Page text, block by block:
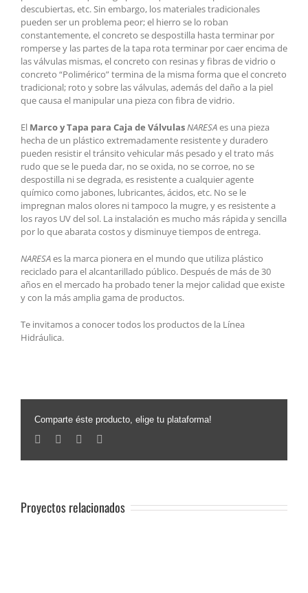
descubiertas, etc. Sin embargo, los materiales tradicionales
pueden ser un problema peor; el hierro se lo roban
constantemente, el concreto se despostilla hasta terminar por
romperse y las partes de la tapa rota terminar por caer encima de
las válvulas mismas, el concreto con resinas y fibras de vidrio o
concreto “Polimérico” termina de la misma forma que el concreto
tradicional; roto y sobre las válvulas, además del daño a la piel
que causa el manipular una pieza con fibra de vidrio.
El Marco y Tapa para Caja de VálvulasNARESAes una pieza
hecha de un plástico extremadamente resistente y duradero
pueden resistir el tránsito vehicular más pesado y el trato más
rudo que se le pueda dar, no se oxida, no se corroe, no se
despostilla ni se degrada, es resistente a cualquier agente
químico como jabones, lubricantes, ácidos, etc. No se le
impregnan malos olores ni tampoco la mugre, y es resistente a
los rayos UV del sol. La instalación es mucho más rápida y sencilla
por lo que abarata costos y disminuye tiempos de entrega.
NARESAes la marca pionera en el mundo que utiliza plástico
reciclado para el alcantarillado público. Después de más de 30
años en el mercado ha probado tener la mejor calidad que existe
y con la más amplia gama de productos.
Te invitamos a conocer todos los productos de la Línea
Hidráulica.
Comparte éste producto, elige tu plataforma!
Facebook
TwitterLinkedin
Proyectos relacionados